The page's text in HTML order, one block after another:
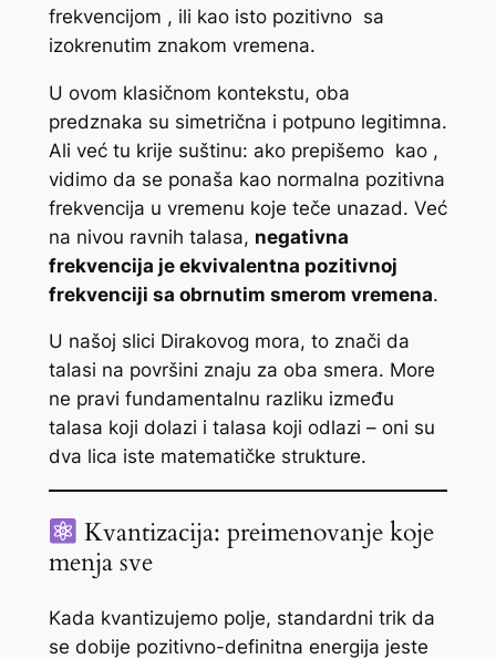
frekvencijom , ili kao isto pozitivno sa
izokrenutim znakom vremena.
U ovom klasičnom kontekstu, oba
predznaka su simetrična i potpuno legitimna.
Ali već tu krije suštinu: ako prepišemo kao ,
vidimo da se ponaša kao normalna pozitivna
frekvencija u vremenu koje teče unazad. Već
na nivou ravnih talasa, negativna
frekvencija je ekvivalentna pozitivnoj
frekvenciji sa obrnutim smerom vremena.
U našoj slici Dirakovog mora, to znači da
talasi na površini znaju za oba smera. More
ne pravi fundamentalnu razliku između
talasa koji dolazi i talasa koji odlazi – oni su
dva lica iste matematičke strukture.
Kvantizacija: preimenovanje koje
menja sve
Kada kvantizujemo polje, standardni trik da
se dobije pozitivno-definitna energija jeste